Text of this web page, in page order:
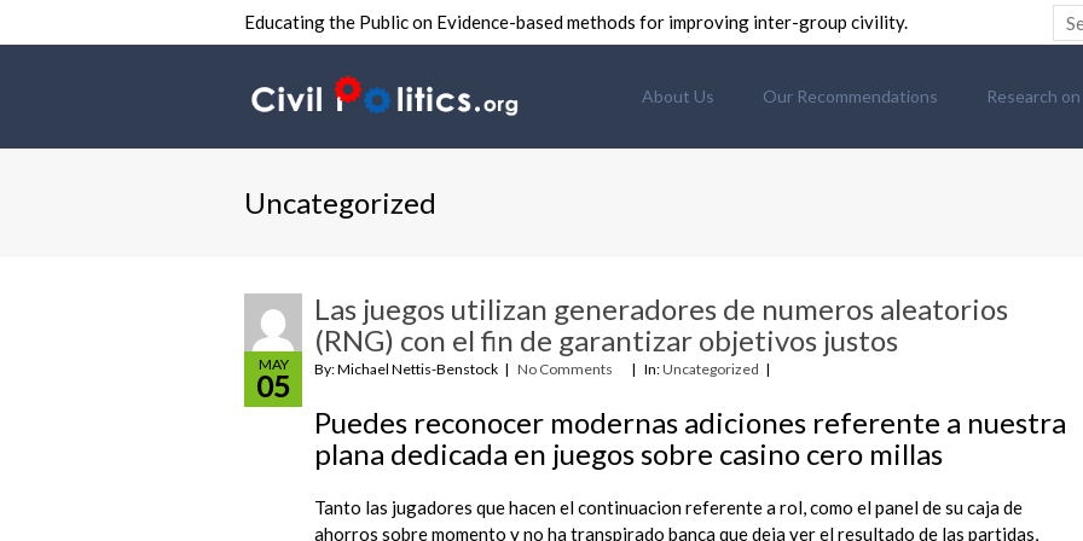
Educating the Public on Evidence-based methods for improving inter-group civility.
About Us Our Recommendations Research
Uncategorized
MAY
05
Las juegos utilizan generadores de numeros aleatorios
(RNG) con el fin de garantizar objetivos justos
By: Michael Nettis-Benstock No Comments In:Uncategorized
Puedes reconocer modernas adiciones referente a nuestra
plana dedicada en juegos sobre casino cero millas
Tanto las jugadores que hacen el continuacion referente a rol, como el panel de su caja de
ahorros sobre momento y no ha transpirado banca que deja ver el resultado de las partidas,